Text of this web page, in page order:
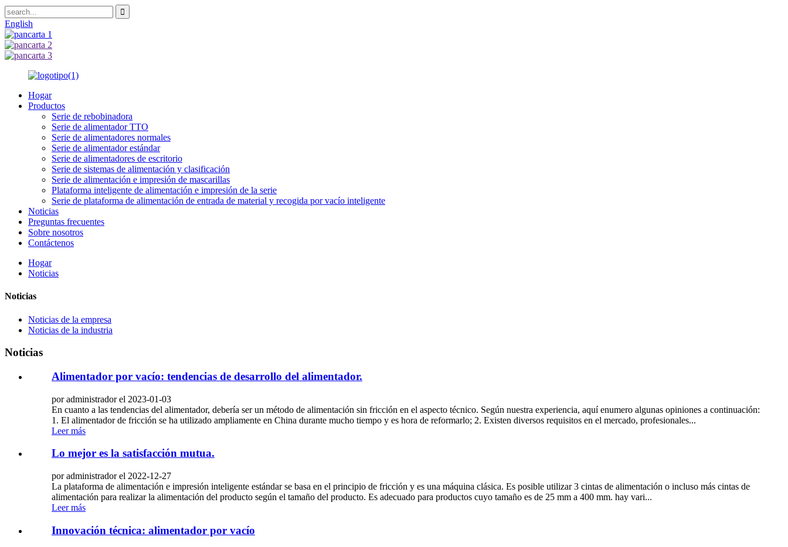
English
Hogar
Productos
Serie de rebobinadora
Serie de alimentador TTO
Serie de alimentadores normales
Serie de alimentador estándar
Serie de alimentadores de escritorio
Serie de sistemas de alimentación y clasificación
Serie de alimentación e impresión de mascarillas
Plataforma inteligente de alimentación e impresión de la serie
Serie de plataforma de alimentación de entrada de material y recogida por vacío inteligente
Noticias
Preguntas frecuentes
Sobre nosotros
Contáctenos
Hogar
Noticias
Noticias
Noticias de la empresa
Noticias de la industria
Noticias
Alimentador por vacío: tendencias de desarrollo del alimentador.
por administrador el 2023-01-03
En cuanto a las tendencias del alimentador, debería ser un método de alimentación sin fricción en el aspecto técnico. Según nuestra experiencia, aquí enumero algunas opiniones a continuación:
1. El alimentador de fricción se ha utilizado ampliamente en China durante mucho tiempo y es hora de reformarlo; 2. Existen diversos requisitos en el mercado, profesionales...
Leer más
Lo mejor es la satisfacción mutua.
por administrador el 2022-12-27
La plataforma de alimentación e impresión inteligente estándar se basa en el principio de fricción y es una máquina clásica. Es posible utilizar 3 cintas de alimentación o incluso más cintas de
alimentación para realizar la alimentación del producto según el tamaño del producto. Es adecuado para productos cuyo tamaño es de 25 mm a 400 mm. hay vari...
Leer más
Innovación técnica: alimentador por vacío